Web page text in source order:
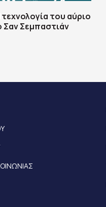
του αύριο
Σεμπαστιάν